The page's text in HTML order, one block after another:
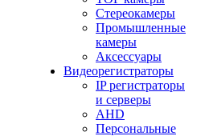
Стереокамеры
Промышленные
камеры
Аксессуары
Видеорегистраторы
IP регистраторы
и серверы
AHD
Персональные